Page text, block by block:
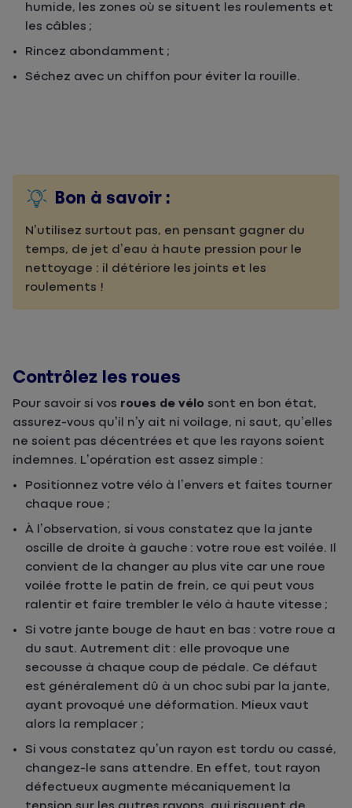
humide, les zones où se situent les roulements et
les câbles ;
Rincez abondamment ;
Séchez avec un chiffon pour éviter la rouille.
Bon à savoir :
N’utilisez surtout pas, en pensant gagner du
temps, de jet d’eau à haute pression pour le
nettoyage : il détériore les joints et les
roulements !
Contrôlez les roues
Pour savoir si vos roues de vélo sont en bon état,
assurez-vous qu’il n’y ait ni voilage, ni saut, qu’elles
ne soient pas décentrées et que les rayons soient
indemnes. L’opération est assez simple :
Positionnez votre vélo à l’envers et faites tourner
chaque roue ;
À l’observation, si vous constatez que la jante
oscille de droite à gauche : votre roue est voilée. Il
convient de la changer au plus vite car une roue
voilée frotte le patin de frein, ce qui peut vous
ralentir et faire trembler le vélo à haute vitesse ;
Si votre jante bouge de haut en bas : votre roue a
du saut. Autrement dit : elle provoque une
secousse à chaque coup de pédale. Ce défaut
est généralement dû à un choc subi par la jante,
ayant provoqué une déformation. Mieux vaut
alors la remplacer ;
Si vous constatez qu’un rayon est tordu ou cassé,
changez-le sans attendre. En effet, tout rayon
défectueux augmente mécaniquement la